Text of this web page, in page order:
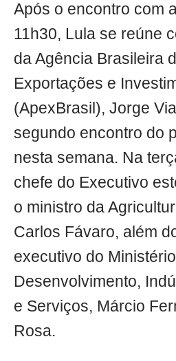
Após o encontro com
11h30, Lula se reúne
da Agência Brasileira
Exportações e
(ApexBrasil), Jorge
segundo encontro do
nesta semana. Na
chefe do Executivo
o ministro da
Carlos Fávaro, além
executivo do
Desenvolvimento,
e Serviços, Márcio
Rosa.